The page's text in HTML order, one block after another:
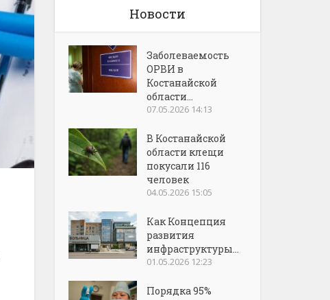
Новости
Заболеваемость
ОРВИ в
Костанайской
области...
07.05.2026 14:13
В Костанайской
области клещи
покусали 116
человек
04.05.2026 15:05
Как Концепция
развития
инфраструктуры...
01.05.2026 12:23
Порядка 95%